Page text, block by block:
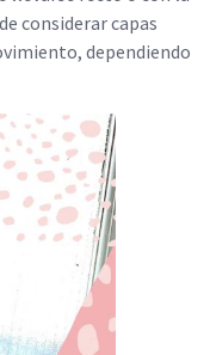
considerar capas
dependiendo